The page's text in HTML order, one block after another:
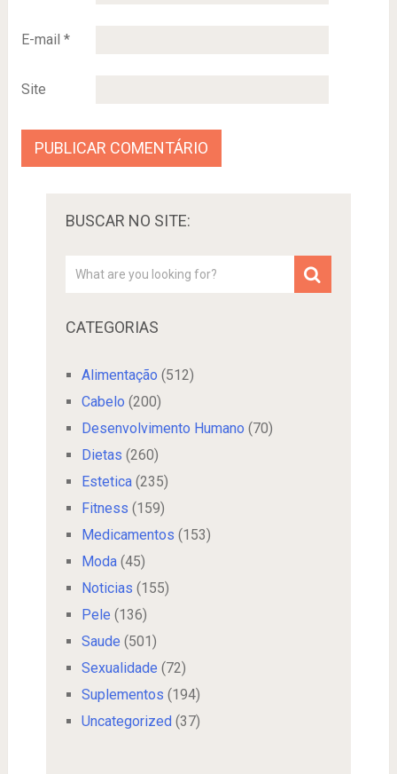
E-mail *
Site
BUSCAR NO SITE:
CATEGORIAS
Alimentação (512)
Cabelo (200)
Desenvolvimento Humano (70)
Dietas (260)
Estetica(235)
Fitness (159)
Medicamentos (153)
Moda(45)
Noticias (155)
Pele (136)
Saude (501)
Sexualidade (72)
Suplementos (194)
Uncategorized (37)